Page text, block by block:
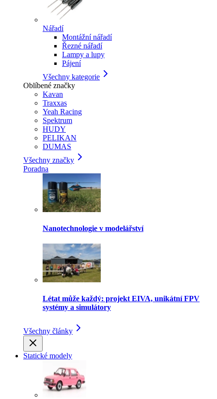
Nářadí
Montážní nářadí
Řezné nářadí
Lampy a lupy
Pájení
Všechny kategorie
Oblíbené značky
Kavan
Traxxas
Yeah Racing
Spektrum
HUDY
PELIKAN
DUMAS
Všechny značky
Poradna
Nanotechnologie v modelářství
Létat může každý: projekt EIVA, unikátní FPV
systémy a simulátory
Všechny články
Statické modely